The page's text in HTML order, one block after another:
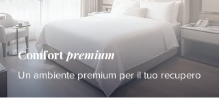
Comfortpremium
Un ambiente premium per il tuo recupero